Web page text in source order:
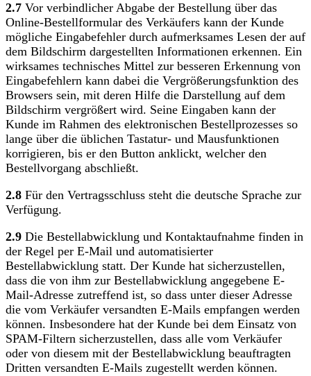
2.7 Vor verbindlicher Abgabe der Bestellung über das
Online-Bestellformular des Verkäufers kann der Kunde
mögliche Eingabefehler durch aufmerksames Lesen der auf
dem Bildschirm dargestellten Informationen erkennen. Ein
wirksames technisches Mittel zur besseren Erkennung von
Eingabefehlern kann dabei die Vergrößerungsfunktion des
Browsers sein, mit deren Hilfe die Darstellung auf dem
Bildschirm vergrößert wird. Seine Eingaben kann der
Kunde im Rahmen des elektronischen Bestellprozesses so
lange über die üblichen Tastatur- und Mausfunktionen
korrigieren, bis er den Button anklickt, welcher den
Bestellvorgang abschließt.
2.8 Für den Vertragsschluss steht die deutsche Sprache zur
Verfügung.
2.9 Die Bestellabwicklung und Kontaktaufnahme finden in
der Regel per E-Mail und automatisierter
Bestellabwicklung statt. Der Kunde hat sicherzustellen,
dass die von ihm zur Bestellabwicklung angegebene E-
Mail-Adresse zutreffend ist, so dass unter dieser Adresse
die vom Verkäufer versandten E-Mails empfangen werden
können. Insbesondere hat der Kunde bei dem Einsatz von
SPAM-Filtern sicherzustellen, dass alle vom Verkäufer
oder von diesem mit der Bestellabwicklung beauftragten
Dritten versandten E-Mails zugestellt werden können.